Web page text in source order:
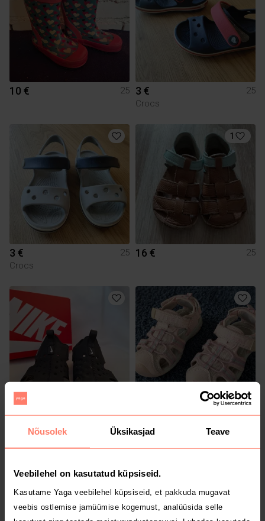
Nõusolek Üksikasjad Teave
Veebilehel on kasutatud küpsiseid.
Kasutame Yaga veebilehel küpsiseid, et pakkuda mugavat
veebis ostlemise jamüümise kogemust, analüüsida selle
10 € 25 3 €
25
Crocs
3 €
25
Crocs
1
16 € 25
15 €
25 1 € 25